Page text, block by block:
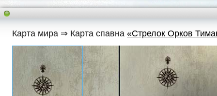
Карта мира ⇒ Карта спавна «Стрелок Орков